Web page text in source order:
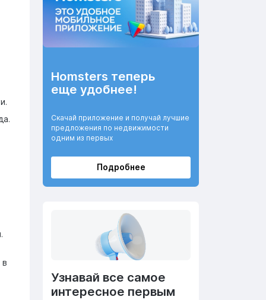
в
Homsters теперь
еще удобнее!
Скачай приложение и получай лучшие
предложения по недвижимости
одним из первых
Подробнее
Узнавай все самое
интересное первым